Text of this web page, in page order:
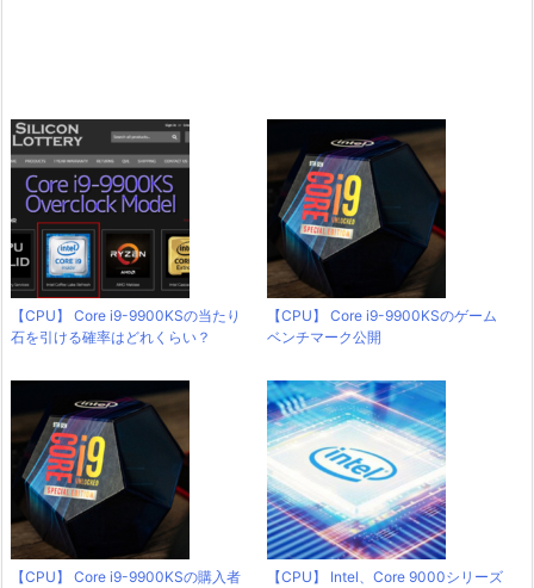
【CPU】 Core i9-9900KSの当たり
石を引ける確率はどれくらい？
【CPU】 Core i9-9900KSのゲーム
ベンチマーク公開
【CPU】 Core i9-9900KSの購入者
【CPU】 Intel、Core 9000シリーズ